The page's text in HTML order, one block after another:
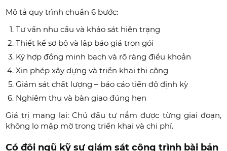
Mô tả quy trình chuẩn 6 bước:
Tư vấn nhu cầu và khảo sát hiện trạng
Thiết kế sơ bộ và lập báo giá trọn gói
Ký hợp đồng minh bạch và rõ ràng điều khoản
Xin phép xây dựng và triển khai thi công
Giám sát chất lượng – báo cáo tiến độ định kỳ
Nghiệm thu và bàn giao đúng hẹn
Giá trị mang lại: Chủ đầu tư nắm được từng giai đoạn,
không lo mập mờ trong triển khai và chi phí.
Có đội ngũ kỹ sư giám sát công trình bài bản